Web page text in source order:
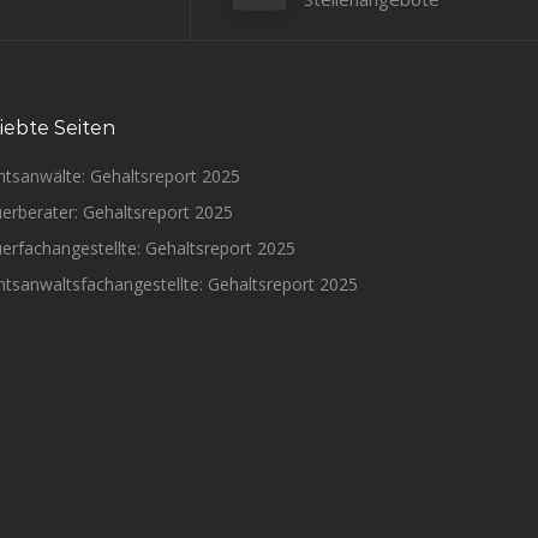
Seiten
Gehaltsreport 2025
Gehaltsreport 2025
Gehaltsreport 2025
Gehaltsreport 2025